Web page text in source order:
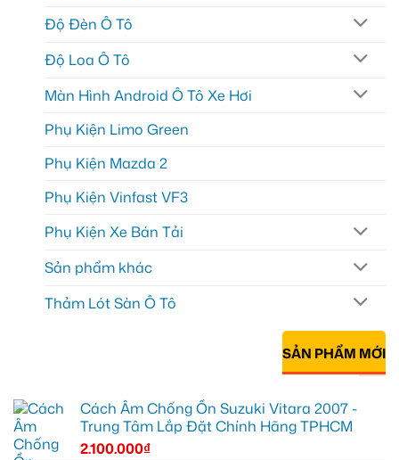
Độ Đèn Ô Tô
Độ Loa Ô Tô
Màn Hình Android Ô Tô Xe Hơi
Phụ Kiện Limo Green
Phụ Kiện Mazda 2
Phụ Kiện Vinfast VF3
Phụ Kiện Xe Bán Tải
Sản phẩm khác
Thảm Lót Sàn Ô Tô
SẢN PHẨM MỚI
Cách Âm Chống Ồn Suzuki Vitara 2007 -
Trung Tâm Lắp Đặt Chính Hãng TPHCM
2.100.000₫